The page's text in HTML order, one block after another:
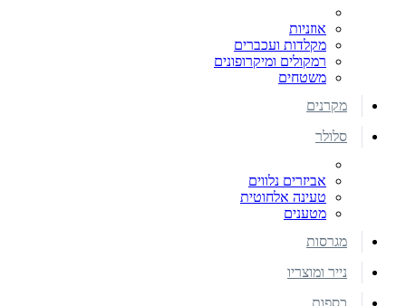
אוזניות
מקלדות ועכברים
רמקולים ומיקרופונים
משטחים
מקרנים
סלולר
אביזרים נלווים
טעינה אלחוטית
מטענים
מגרסות
נייר ומוצריו
כספות